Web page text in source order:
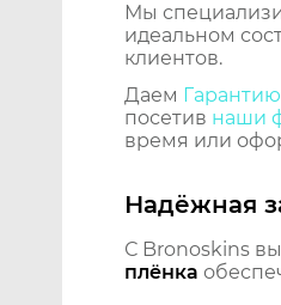
Мы
идеальном
клиентов.
Даем
посетив наши
время или
Надёжная
С Bronoskins
плёнка